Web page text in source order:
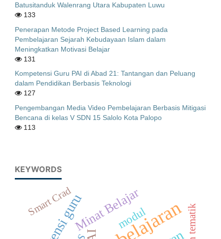
Batusitanduk Walenrang Utara Kabupaten Luwu
133
Penerapan Metode Project Based Learning pada
Pembelajaran Sejarah Kebudayaan Islam dalam
Meningkatkan Motivasi Belajar
131
Kompetensi Guru PAI di Abad 21: Tantangan dan Peluang
dalam Pendidikan Berbasis Teknologi
127
Pengembangan Media Video Pembelajaran Berbasis Mitigasi
Bencana di kelas V SDN 15 Salolo Kota Palopo
113
KEYWORDS
Minat Belajar
modul
Smart Crad